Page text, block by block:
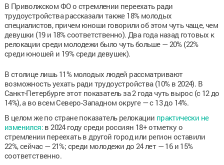
В Приволжском ФО о стремлении переехать ради
трудоустройства рассказали также 18% молодых
специалистов, причем юноши говорили об этом чуть чаще, чем
девушки (19 и 18% соответственно). Два года назад готовых к
релокации среди молодежи было чуть больше — 20% (22%
среди юношей и 19% среди девушек).
В столице лишь 11% молодых людей рассматривают
возможность уехать ради трудоустройства (10% в 2024). В
Санкт-Петербурге этот показатель за 2 года чуть вырос (с 12 до
14%), а во всем Северо-Западном округе — с 13 до 14%.
В целом же по стране показатель релокации практически не
изменился:в 2024 году среди россиян 18+ отметку о
стремлении переехать в другой город или регион оставили
22%, сейчас — 21%; среди молодежи до 24 лет — 16 и 15%
соответственно.